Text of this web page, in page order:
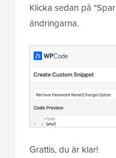
Klicka sedan på
ändringarna.
Grattis, du är klar!